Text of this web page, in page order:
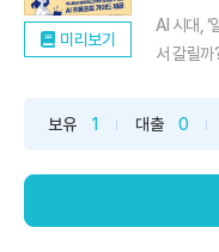
미리보기
AI 시대, ‘
서 갈릴
직장인은
보유 1 대출 0